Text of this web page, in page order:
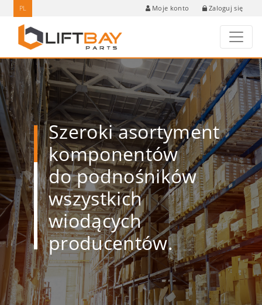
PL Moje konto Zaloguj się
Szeroki asortyment
komponentów
do podnośników
wszystkich
wiodących
producentów.